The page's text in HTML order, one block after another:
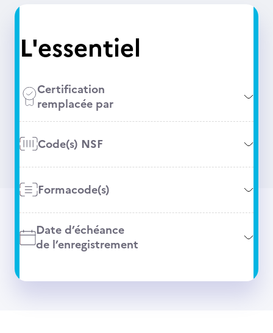
L'essentiel
Certification
remplacée par
Code(s) NSF
Formacode(s)
Date d’échéance
de l’enregistrement